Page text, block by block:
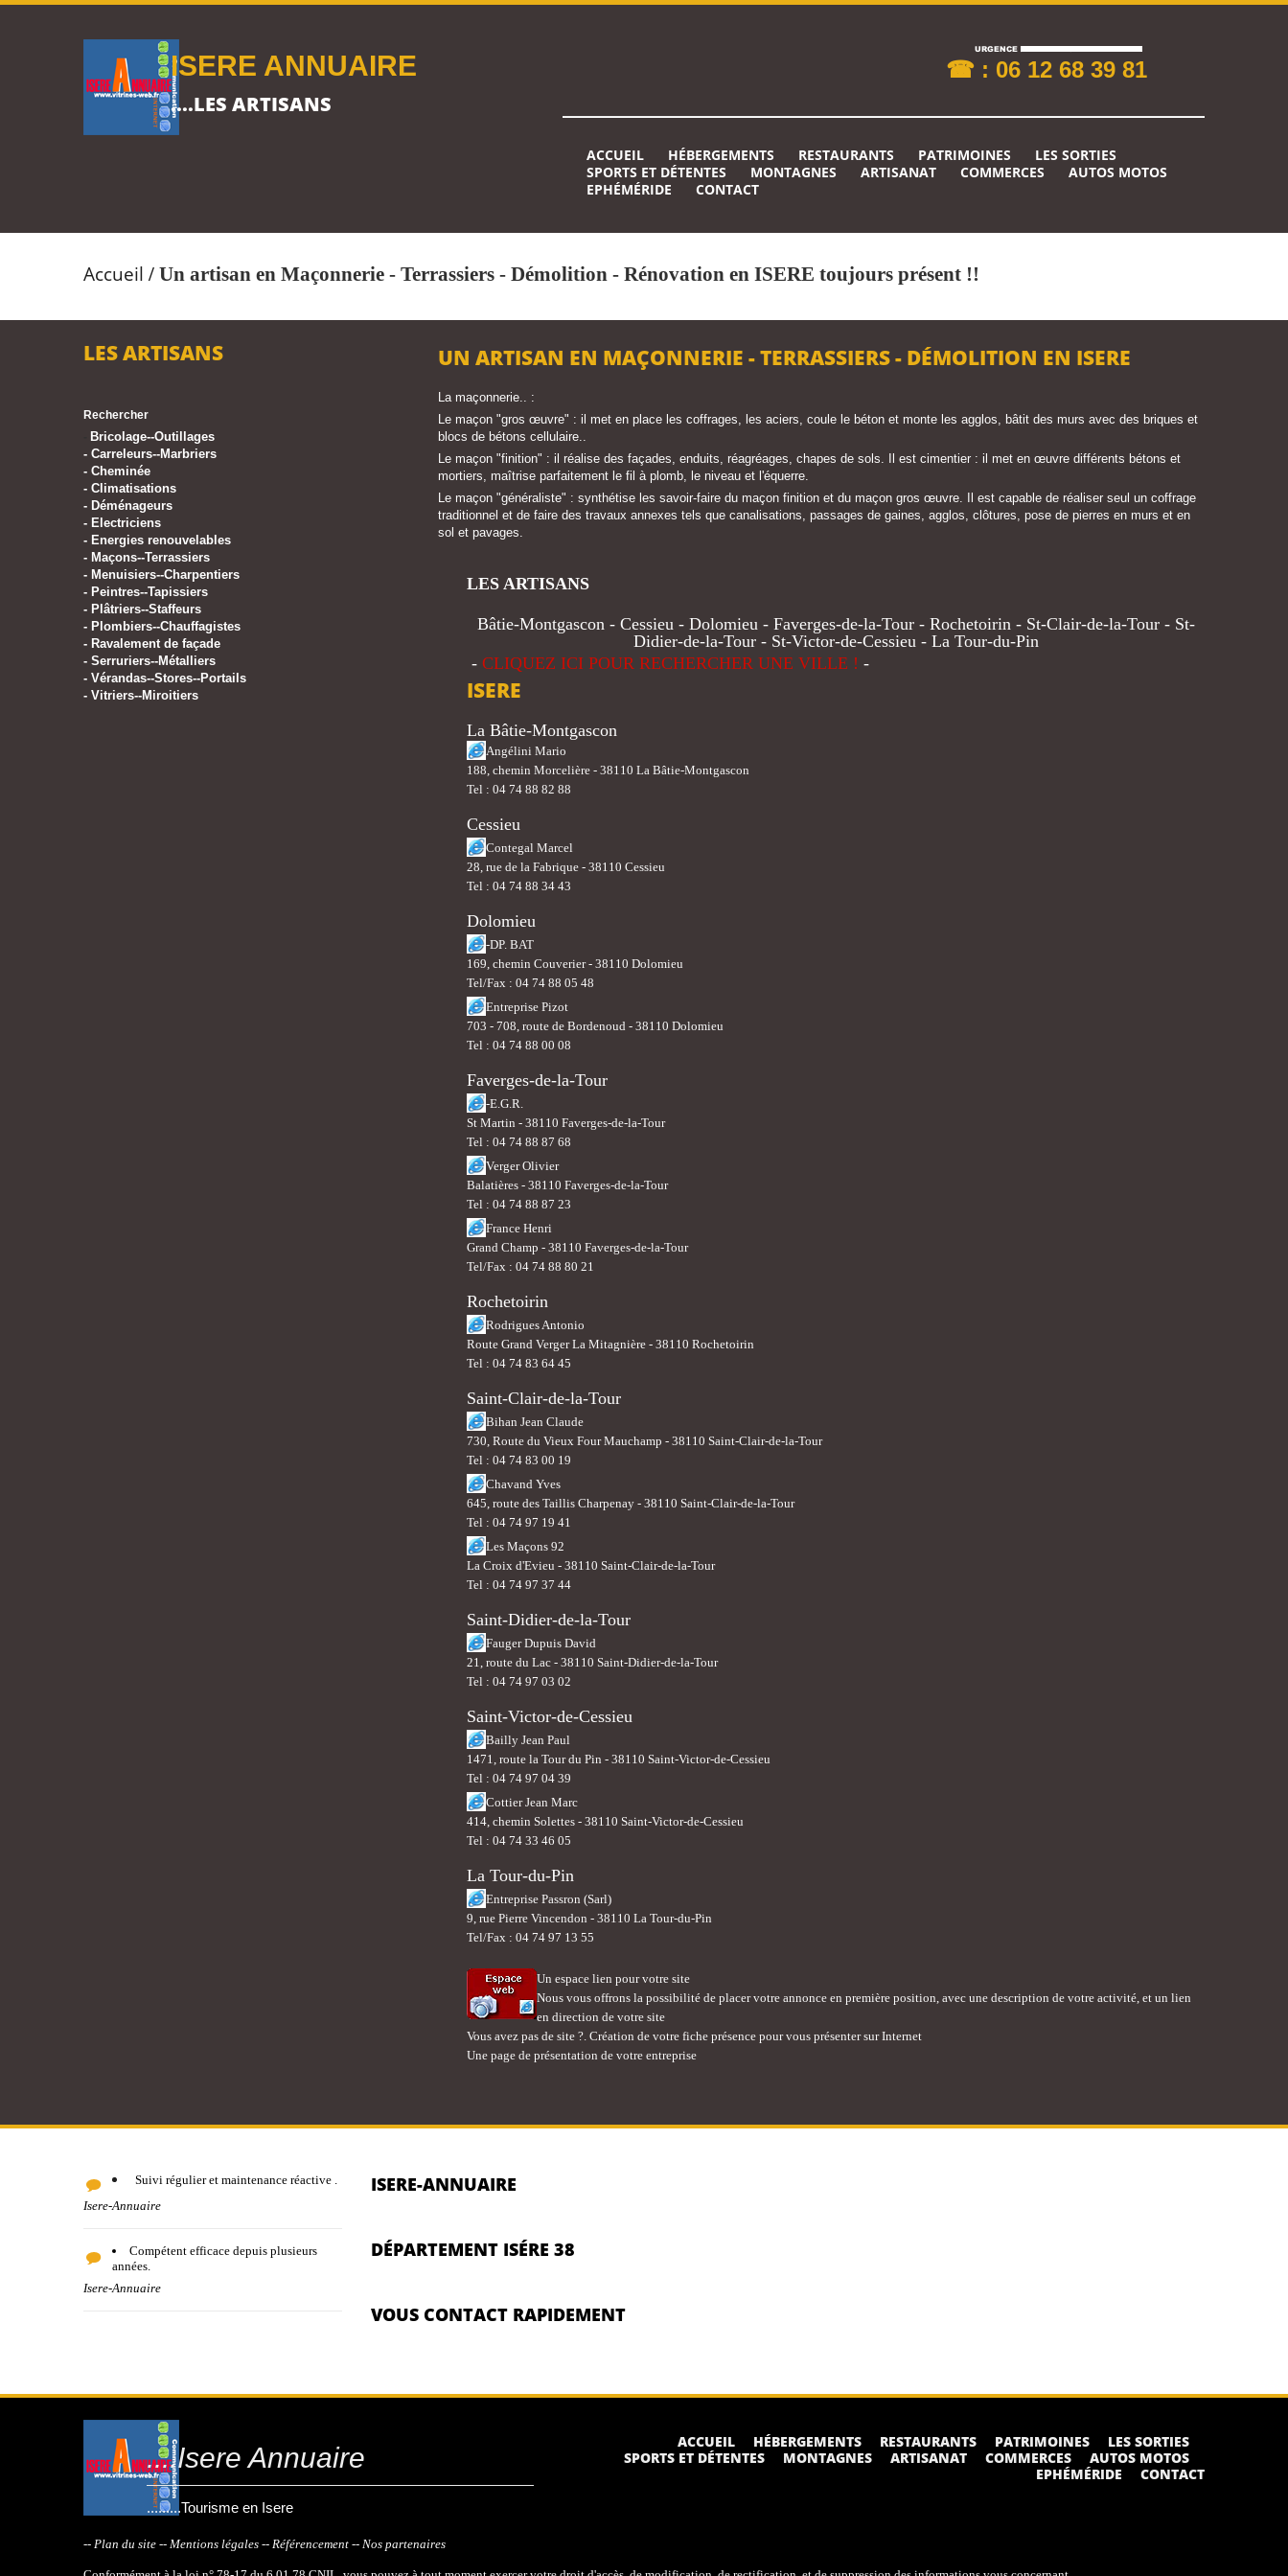
ISERE ANNUAIRE
....LES ARTISANS
☎ : 06 12 68 39 81
ACCUEIL HÉBERGEMENTS RESTAURANTS PATRIMOINES
LES SORTIES
SPORTS ET DÉTENTES
MONTAGNES ARTISANAT COMMERCES
AUTOS MOTOS
EPHÉMÉRIDE
CONTACT
Accueil / Un artisan en Maçonnerie - Terrassiers - Démolition - Rénovation en ISERE toujours présent !!
LES ARTISANS
Rechercher
Bricolage--Outillages
- Carreleurs--Marbriers
- Cheminée
- Climatisations
- Déménageurs
- Electriciens
- Energies renouvelables
- Maçons--Terrassiers
- Menuisiers--Charpentiers
- Peintres--Tapissiers
- Plâtriers--Staffeurs
- Plombiers--Chauffagistes
- Ravalement de façade
- Serruriers--Métalliers
- Vérandas--Stores--Portails
- Vitriers--Miroitiers
UN ARTISAN EN MAÇONNERIE - TERRASSIERS - DÉMOLITION EN ISERE
La maçonnerie.. :
Le maçon "gros œuvre" : il met en place les coffrages, les aciers, coule le béton et monte les agglos, bâtit des murs avec des briques et
blocs de bétons cellulaire..
Le maçon "finition" : il réalise des façades, enduits, réagréages, chapes de sols. Il est cimentier : il met en œuvre différents bétons et
mortiers, maîtrise parfaitement le fil à plomb, le niveau et l'équerre.
Le maçon "généraliste" : synthétise les savoir-faire du maçon finition et du maçon gros œuvre. Il est capable de réaliser seul un coffrage
traditionnel et de faire des travaux annexes tels que canalisations, passages de gaines, agglos, clôtures, pose de pierres en murs et en
sol et pavages.
LES ARTISANS
Bâtie-Montgascon - Cessieu - Dolomieu - Faverges-de-la-Tour - Rochetoirin - St-Clair-de-la-Tour - St-
Didier-de-la-Tour - St-Victor-de-Cessieu - La Tour-du-Pin
- CLIQUEZ ICI POUR RECHERCHER UNE VILLE ! -
ISERE
La Bâtie-Montgascon
Angélini Mario
188, chemin Morcelière - 38110 La Bâtie-Montgascon
Tel : 04 74 88 82 88
Cessieu
Contegal Marcel
28, rue de la Fabrique - 38110 Cessieu
Tel : 04 74 88 34 43
Dolomieu
-DP. BAT
169, chemin Couverier - 38110 Dolomieu
Tel/Fax : 04 74 88 05 48
Entreprise Pizot
703 - 708, route de Bordenoud - 38110 Dolomieu
Tel : 04 74 88 00 08
Faverges-de-la-Tour
-E.G.R.
St Martin - 38110 Faverges-de-la-Tour
Tel : 04 74 88 87 68
Verger Olivier
Balatières - 38110 Faverges-de-la-Tour
Tel : 04 74 88 87 23
France Henri
Grand Champ - 38110 Faverges-de-la-Tour
Tel/Fax : 04 74 88 80 21
Rochetoirin
Rodrigues Antonio
Route Grand Verger La Mitagnière - 38110 Rochetoirin
Tel : 04 74 83 64 45
Saint-Clair-de-la-Tour
Bihan Jean Claude
730, Route du Vieux Four Mauchamp - 38110 Saint-Clair-de-la-Tour
Tel : 04 74 83 00 19
Chavand Yves
645, route des Taillis Charpenay - 38110 Saint-Clair-de-la-Tour
Tel : 04 74 97 19 41
Les Maçons 92
La Croix d'Evieu - 38110 Saint-Clair-de-la-Tour
Tel : 04 74 97 37 44
Saint-Didier-de-la-Tour
Fauger Dupuis David
21, route du Lac - 38110 Saint-Didier-de-la-Tour
Tel : 04 74 97 03 02
Saint-Victor-de-Cessieu
Bailly Jean Paul
1471, route la Tour du Pin - 38110 Saint-Victor-de-Cessieu
Tel : 04 74 97 04 39
Cottier Jean Marc
414, chemin Solettes - 38110 Saint-Victor-de-Cessieu
Tel : 04 74 33 46 05
La Tour-du-Pin
Entreprise Passron (Sarl)
9, rue Pierre Vincendon - 38110 La Tour-du-Pin
Tel/Fax : 04 74 97 13 55
Un espace lien pour votre site
Nous vous offrons la possibilité de placer votre annonce en première position, avec une description de votre activité, et un lien
en direction de votre site
Vous avez pas de site ?. Création de votre fiche présence pour vous présenter sur Internet
Une page de présentation de votre entreprise
Suivi régulier et maintenance réactive .
Isere-Annuaire
Compétent efficace depuis plusieurs
années.
Isere-Annuaire
ISERE-ANNUAIRE
DÉPARTEMENT ISÉRE 38
VOUS CONTACT RAPIDEMENT
....Isere Annuaire
.........Tourisme en Isere
-- Plan du site -- Mentions légales -- Référencement -- Nos partenaires
ACCUEIL HÉBERGEMENTS RESTAURANTS PATRIMOINES
LES SORTIES
SPORTS ET DÉTENTES
MONTAGNES ARTISANAT COMMERCES
AUTOS MOTOS
EPHÉMÉRIDE
CONTACT